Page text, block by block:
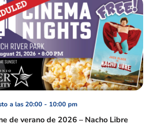
de verano de 2026 – Nacho Libre
a las 20:00 - 10:00 pm